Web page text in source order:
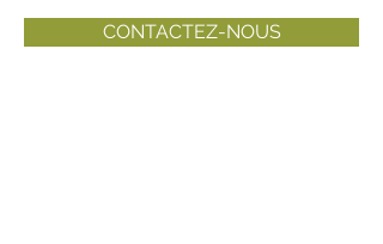
CONTACTEZ-NOUS